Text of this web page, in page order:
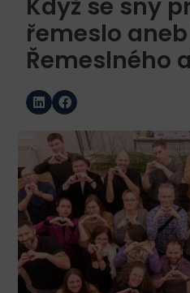
Když se sny
řemeslo
Řemeslného